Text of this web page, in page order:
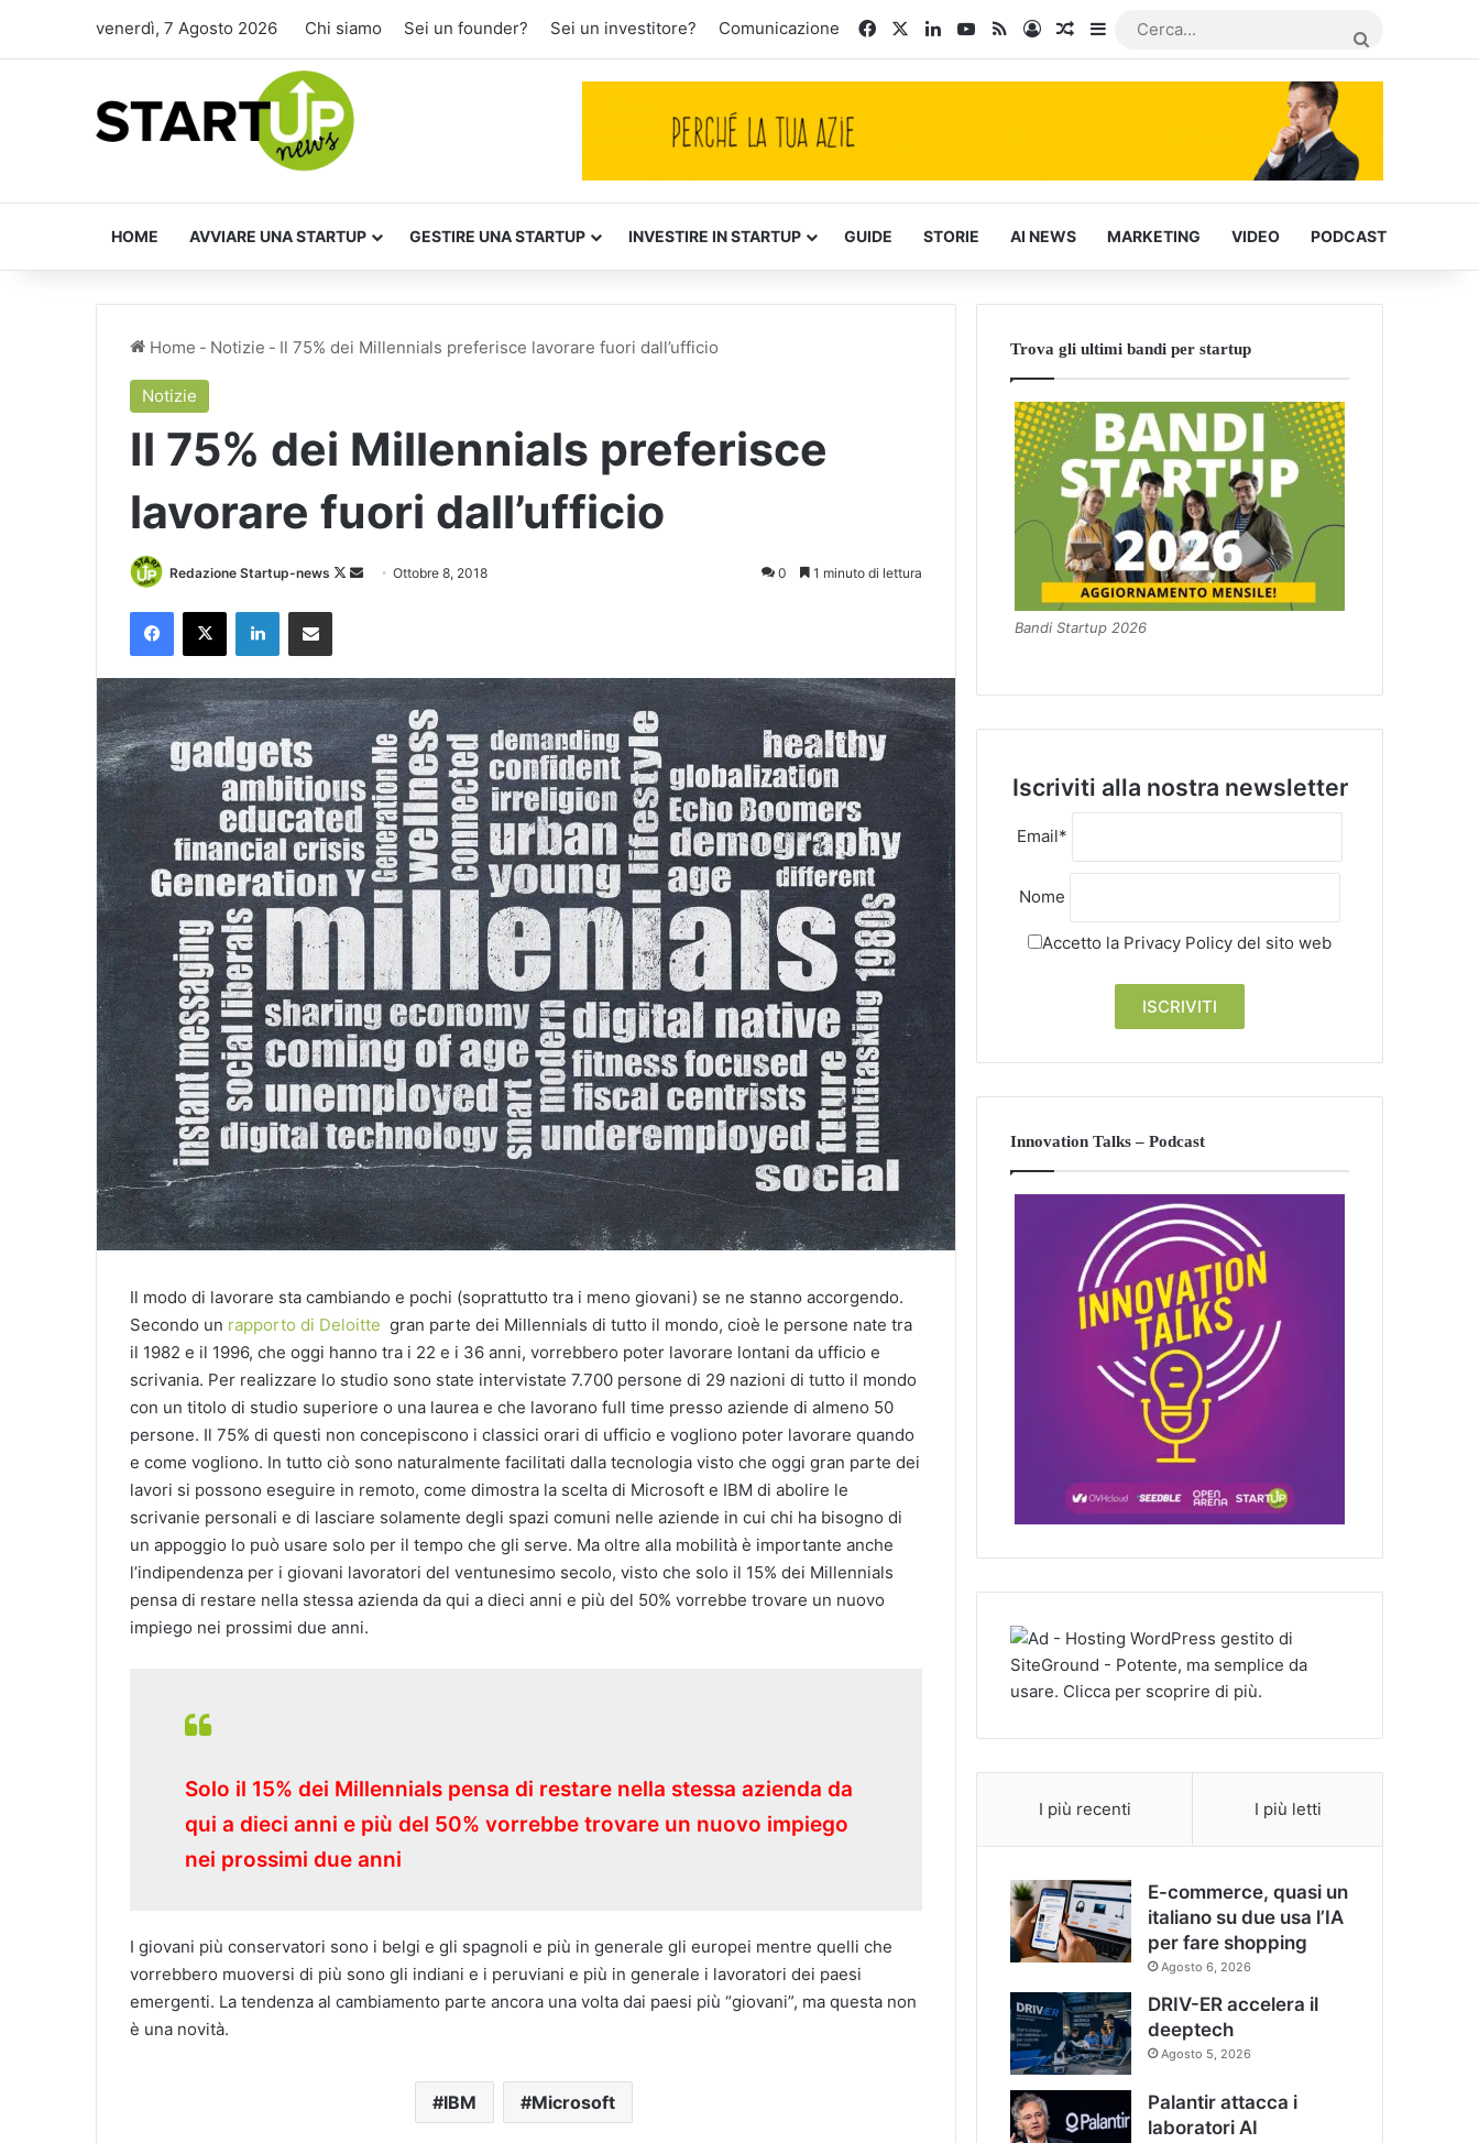
venerdì, 7 Agosto 2026 Chi siamo Sei un founder? Sei un investitore? Comunicazione FacebookLinkedInYou Tube
RSSAccediArticoli Casuali
Barra laterale
HOME AVVIARE UNA STARTUP GESTIRE UNA STARTUP INVESTIRE IN STARTUP GUIDE STORIE AI NEWS MARKETING VIDEO PODCAST
Home - Notizie - Il 75% dei Millennials preferisce lavorare fuori dall’ufficio
Notizie
Il 75% dei Millennials preferisce
lavorare fuori dall’ufficio
Redazione Startup-news
Follow
Invia Ottobre 8, 2018 0 1 minuto di lettura
Facebook
X LinkedInCondividi via Email
Il modo di lavorare sta cambiando e pochi (soprattutto tra i meno giovani) se ne stanno accorgendo.
Secondo un rapporto di Deloitte gran parte dei Millennials di tutto il mondo, cioè le persone nate tra
il 1982 e il 1996, che oggi hanno tra i 22 e i 36 anni, vorrebbero poter lavorare lontani da ufficio e
scrivania. Per realizzare lo studio sono state intervistate 7.700 persone di 29 nazioni di tutto il mondo
con un titolo di studio superiore o una laurea e che lavorano full time presso aziende di almeno 50
persone. Il 75% di questi non concepiscono i classici orari di ufficio e vogliono poter lavorare quando
e come vogliono. In tutto ciò sono naturalmente facilitati dalla tecnologia visto che oggi gran parte dei
lavori si possono eseguire in remoto, come dimostra la scelta di Microsoft e IBM di abolire le
scrivanie personali e di lasciare solamente degli spazi comuni nelle aziende in cui chi ha bisogno di
un appoggio lo può usare solo per il tempo che gli serve. Ma oltre alla mobilità è importante anche
l’indipendenza per i giovani lavoratori del ventunesimo secolo, visto che solo il 15% dei Millennials
pensa di restare nella stessa azienda da qui a dieci anni e più del 50% vorrebbe trovare un nuovo
impiego nei prossimi due anni.
Solo il 15% dei Millennials pensa di restare nella stessa azienda da
qui a dieci anni e più del 50% vorrebbe trovare un nuovo impiego
nei prossimi due anni
I giovani più conservatori sono i belgi e gli spagnoli e più in generale gli europei mentre quelli che
vorrebbero muoversi di più sono gli indiani e i peruviani e più in generale i lavoratori dei paesi
emergenti. La tendenza al cambiamento parte ancora una volta dai paesi più “giovani”, ma questa non
è una novità.
IBM Microsoft
Trova gli ultimi bandi per startup
Bandi Startup 2026
Iscriviti alla nostra newsletter
Email*
Nome
Accetto la Privacy Policy del sito web
Innovation Talks – Podcast
I più recenti I più letti
E-commerce, quasi un
italiano su due usa l’IA
per fare shopping
Agosto 6, 2026
DRIV-ER accelera il
deeptech
Agosto 5, 2026
Palantir attacca i
laboratori AI